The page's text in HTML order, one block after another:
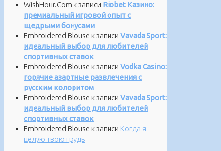
WishHour.Com к записи Riobet Казино:
премиальный игровой опыт с
щедрыми бонусами
Embroidered Blouse к записи Vavada Sport:
идеальный выбор для любителей
спортивных ставок
Embroidered Blouse к записи Vodka Casino:
горячие азартные развлечения с
русским колоритом
Embroidered Blouse к записи Vavada Sport:
идеальный выбор для любителей
спортивных ставок
Embroidered Blouse к записи Когда я
целую твою грудь